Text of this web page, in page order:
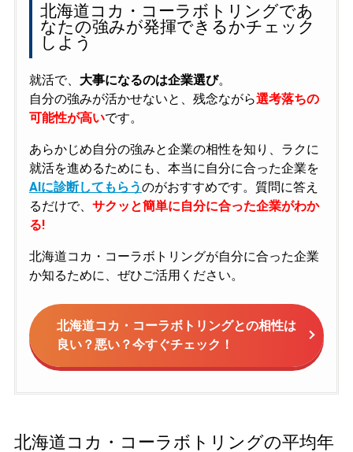
北海道コカ・コーラボトリングであ
なたの強みが発揮できるかチェック
しよう
就活で、 大事になるのは企業選び。
自分の強みが活かせないと、残念ながら選考落ちの
可能性が高いです。
あらかじめ自分の強みと企業の相性を知り、ラクに
就活を進めるためにも、本当に自分に合った企業を
AIに診断してもらうのがおすすめです。質問に答え
るだけで、 サクッと簡単に自分に合った企業がわか
る!
北海道コカ・コーラボトリングが自分に合った企業
か知るために、ぜひご活用ください。
北海道コカ・コーラボトリングとの相性は
良い？悪い？今すぐチェック！
北海道コカ・コーラボトリングの平均年